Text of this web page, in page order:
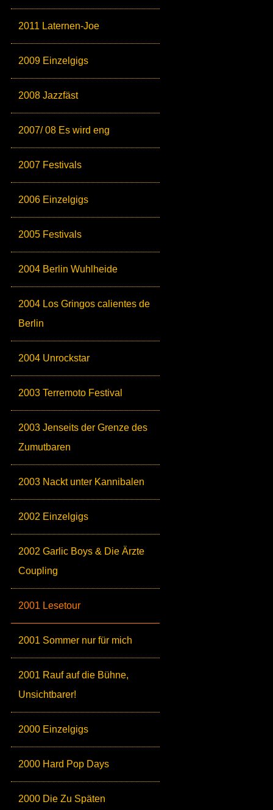
2011 Laternen-Joe
2009 Einzelgigs
2008 Jazzfäst
2007/ 08 Es wird eng
2007 Festivals
2006 Einzelgigs
2005 Festivals
2004 Berlin Wuhlheide
2004 Los Gringos calientes de
Berlin
2004 Unrockstar
2003 Terremoto Festival
2003 Jenseits der Grenze des
Zumutbaren
2003 Nackt unter Kannibalen
2002 Einzelgigs
2002 Garlic Boys & Die Ärzte
Coupling
2001 Lesetour
2001 Sommer nur für mich
2001 Rauf auf die Bühne,
Unsichtbarer!
2000 Einzelgigs
2000 Hard Pop Days
2000 Die Zu Späten